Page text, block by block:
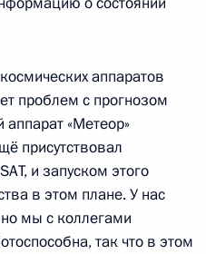
аппаратов
проблем с прогнозом
аппарат «Метеор»
присутствовал
и запуском этого
в этом плане. У нас
мы с коллегами
так что в этом